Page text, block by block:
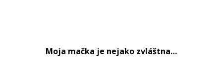
Moja mačka je nejako zvláštna…